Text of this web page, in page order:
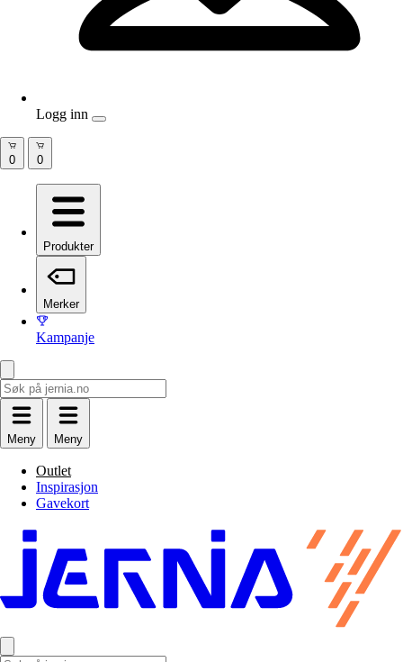
Produkter
Merker
Kampanje
Meny Meny
Outlet
Inspirasjon
Gavekort